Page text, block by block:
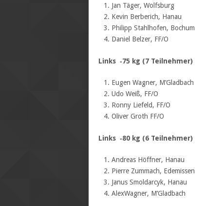
Jan Täger, Wolfsburg
Kevin Berberich, Hanau
Philipp Stahlhofen, Bochum
Daniel Belzer, FF/O
Links ‐75 kg (7 Teilnehmer)
Eugen Wagner, M’Gladbach
Udo Weiß, FF/O
Ronny Liefeld, FF/O
Oliver Groth FF/O
Links ‐80 kg (6 Teilnehmer)
Andreas Höffner, Hanau
Pierre Zummach, Edemissen
Janus Smoldarcyk, Hanau
AlexWagner, M’Gladbach